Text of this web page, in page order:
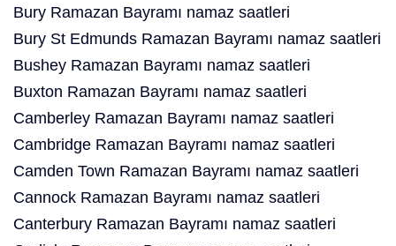
Bury Ramazan Bayramı namaz saatleri
Bury St Edmunds Ramazan Bayramı namaz saatleri
Bushey Ramazan Bayramı namaz saatleri
Buxton Ramazan Bayramı namaz saatleri
Camberley Ramazan Bayramı namaz saatleri
Cambridge Ramazan Bayramı namaz saatleri
Camden Town Ramazan Bayramı namaz saatleri
Cannock Ramazan Bayramı namaz saatleri
Canterbury Ramazan Bayramı namaz saatleri